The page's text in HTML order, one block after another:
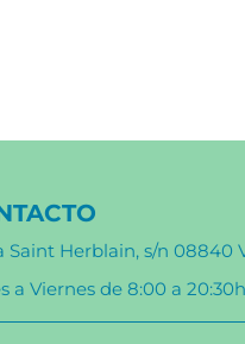
Saint Herblain, s/n 08840
a Viernes de 8:00 a 20:30h